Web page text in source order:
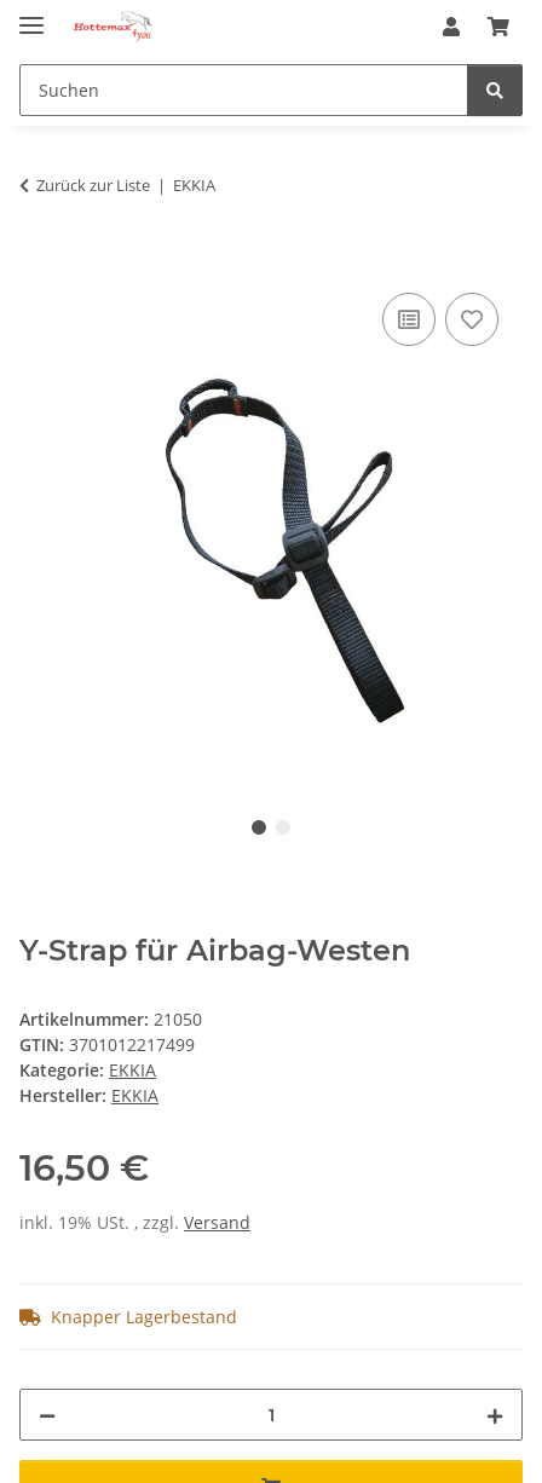
Zurück zur Liste EKKIA
Y-Strap für Airbag-Westen
Artikelnummer: 21050
GTIN: 3701012217499
Kategorie: EKKIA
Hersteller: EKKIA
16,50 €
inkl. 19% USt. , zzgl. Versand
Knapper Lagerbestand